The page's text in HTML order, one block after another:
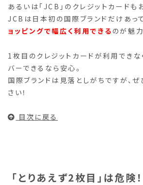
あるいは「JCB」のクレジットカードも
JCBは日本初の国際ブランドだけあって
ョッピングで幅広く利用できる のが魅力
1枚目のクレジットカードが利用できな
バーできるなら安心。
国際ブランドは見落としがちですが、
さい！
目次に戻る
「とりあえず2枚目」は危険